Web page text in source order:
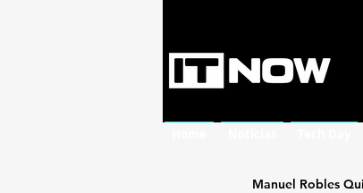
Manuel Robles